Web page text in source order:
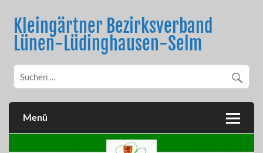
contentKleingärtner Bezirksverband
Lünen-Lüdinghausen-Selm
Menü